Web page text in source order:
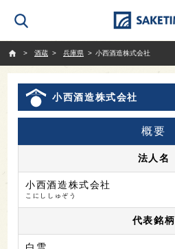
酒蔵
兵庫県 小西酒造株式会社
小西酒造株式会社
概要
法人名
小西酒造株式会社
こにししゅぞう
代表銘柄